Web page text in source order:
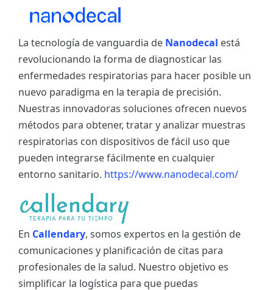
La tecnología de vanguardia de Nanodecal está
revolucionando la forma de diagnosticar las
enfermedades respiratorias para hacer posible un
nuevo paradigma en la terapia de precisión.
Nuestras innovadoras soluciones ofrecen nuevos
métodos para obtener, tratar y analizar muestras
respiratorias con dispositivos de fácil uso que
pueden integrarse fácilmente en cualquier
entorno sanitario. https://www.nanodecal.com/
En Callendary, somos expertos en la gestión de
comunicaciones y planificación de citas para
profesionales de la salud. Nuestro objetivo es
simplificar la logística para que puedas